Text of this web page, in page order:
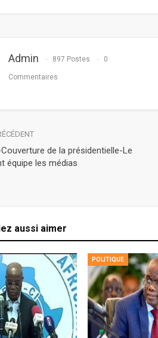
Admin 897 Postes 0
Commentaires
de la présidentielle-Le
équipe les médias
aussi aimer
POLITIQUE